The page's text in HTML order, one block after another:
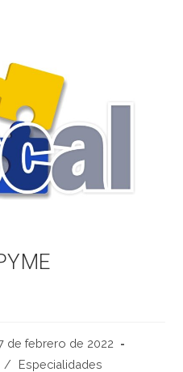
de febrero de 2022
/
Especialidades